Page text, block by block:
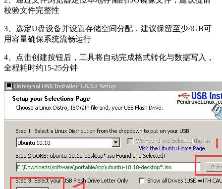
校验文件完整性
3、选定U盘设备并设置存储空间分配，建议保留至少4GB可
用容量确保系统流畅运行
4、点击创建按钮后，工具将自动完成格式转化与数据写入，
全程耗时约15-25分钟